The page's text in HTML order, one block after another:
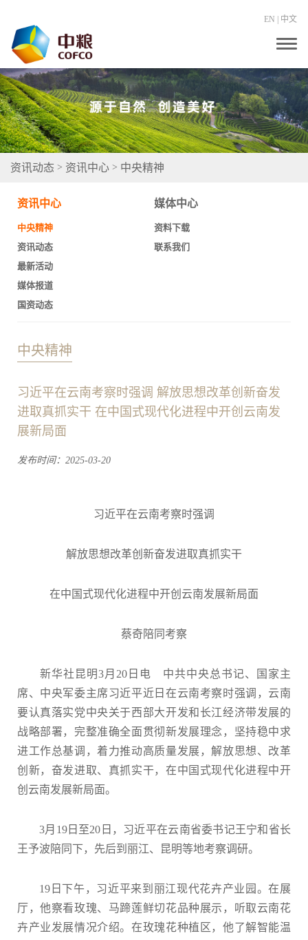
EN 中文
T
g
g
e
n
a
v
i
资讯动态 > 资讯中心 > 中央精神
资讯中心
中央精神
资讯动态
最新活动
媒体报道
国资动态
媒体中心
资料下载
联系我们
中央精神
习近平在云南考察时强调 解放思想改革创新奋发
进取真抓实干 在中国式现代化进程中开创云南发
展新局面
发布时间：2025-03-20
习近平在云南考察时强调
解放思想改革创新奋发进取真抓实干
在中国式现代化进程中开创云南发展新局面
蔡奇陪同考察
新华社昆明3月20日电 中共中央总书记、国家主
席、中央军委主席习近平近日在云南考察时强调，云南
要认真落实党中央关于西部大开发和长江经济带发展的
战略部署，完整准确全面贯彻新发展理念，坚持稳中求
进工作总基调，着力推动高质量发展，解放思想、改革
创新，奋发进取、真抓实干，在中国式现代化进程中开
创云南发展新局面。
3月19日至20日，习近平在云南省委书记王宁和省长
王予波陪同下，先后到丽江、昆明等地考察调研。
19日下午，习近平来到丽江现代花卉产业园。在展
厅，他察看玫瑰、马蹄莲鲜切花品种展示，听取云南花
卉产业发展情况介绍。在玫瑰花种植区，他了解智能温